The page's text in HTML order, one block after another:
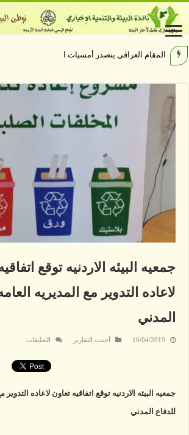
المقام العراقي يتصدر أمسيات الهيبودرو
جمعيه البيئه الاردنيه توقع
لاعاده التدوير مع المديريه
المدني
10/04/2019 أحدث التقارير التعليقات
الاردنيه
توقع
لاعاده
جمعيه البيئه الاردنيه توقع اتفاقيه تعاون لاعاده التدوير
للدفاع المدني